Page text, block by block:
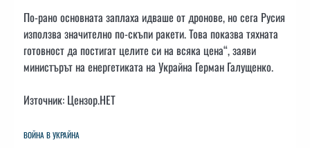
По-рано основната заплаха идваше от дронове, но сега Русия
използва значително по-скъпи ракети. Това показва тяхната
готовност да постигат целите си на всяка цена“, заяви
министърът на енергетиката на Украйна Герман Галущенко.
Източник: Цензор.НЕТ
ВОЙНА В УКРАЙНА